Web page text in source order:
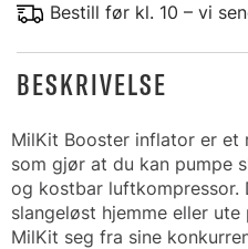
Bestill før kl. 10 – vi
BESKRIVELSE
MilKit Booster inflator er et
som gjør at du kan pumpe
og kostbar luftkompressor.
slangeløst hjemme eller
MilKit seg fra sine